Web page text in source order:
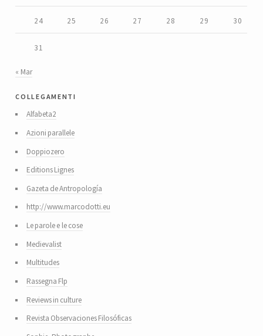
24 25 26 27 28 29 30
31
« Mar
collegamenti
Alfabeta2
Azioni parallele
Doppiozero
Editions Lignes
Gazeta de Antropología
http://www.marcodotti.eu
Le parole e le cose
Medievalist
Multitudes
Rassegna Flp
Reviews in culture
Revista Observaciones Filosóficas